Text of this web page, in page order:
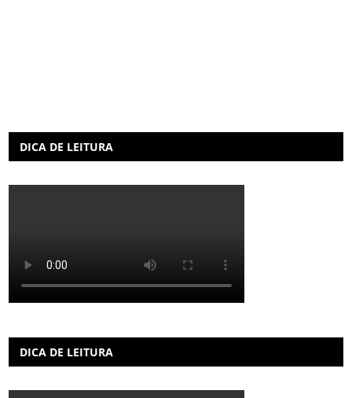
DICA DE LEITURA
DICA DE LEITURA